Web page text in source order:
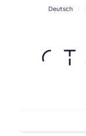
Deutsch